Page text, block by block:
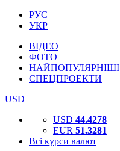
РУС
УКР
ВІДЕО
ФОТО
НАЙПОПУЛЯРНІШІ
СПЕЦПРОЕКТИ
USD
USD 44.4278
EUR 51.3281
Всі курси валют